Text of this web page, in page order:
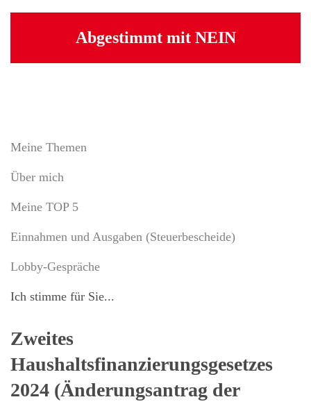
Abgestimmt mit NEIN
Meine Themen
Über mich
Meine TOP 5
Einnahmen und Ausgaben (Steuerbescheide)
Lobby-Gespräche
Ich stimme für Sie...
Zweites
Haushaltsfinanzierungsgesetzes
2024 (Änderungsantrag der